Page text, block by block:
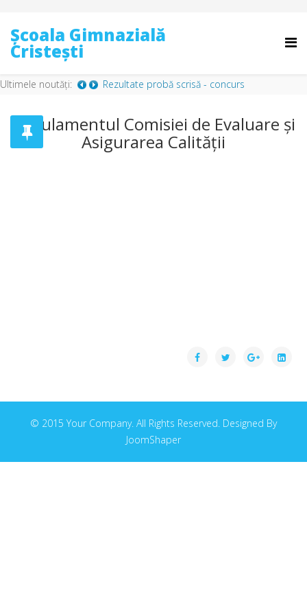
Școala Gimnazială
Cristești
Ultimele noutăți:
Rezultate probă scrisă - concurs
Decembrie 2025 11:32
Regulamentul Comisiei de Evaluare şi
Asigurarea Calității
© 2015 Your Company. All Rights Reserved. Designed By
JoomShaper